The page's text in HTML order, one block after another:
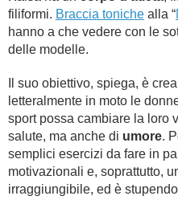
filiformi. Braccia toniche alla “
hanno a che vedere con le
delle modelle.
Il suo obiettivo, spiega, è
letteralmente in moto le
sport possa cambiare la loro
salute, ma anche di umore.
semplici esercizi da fare in
motivazionali e, soprattutto,
irraggiungibile, ed è